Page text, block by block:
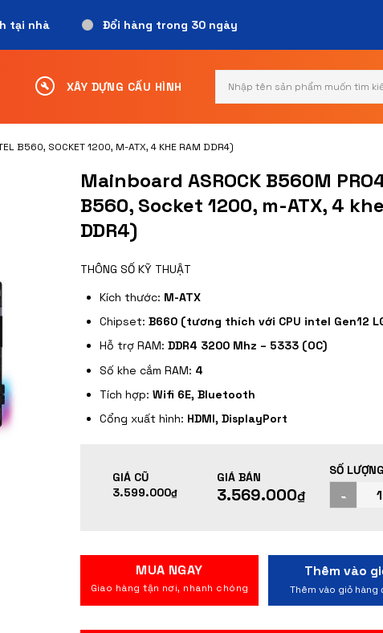
tại nhà Đổi hàng trong 30 ngày
XÂY DỰNG CẤU HÌNH
B560, SOCKET 1200, M-ATX, 4 KHE RAM DDR4)
Mainboard ASROCK B560M
B560, Socket 1200, m-ATX, 4
DDR4)
THÔNG SỐ KỸ THUẬT
Kích thước: M-ATX
Chipset: B660 (tương thích với CPU intel Gen12
Hỗ trợ RAM: DDR4 3200 Mhz – 5333 (OC)
Số khe cắm RAM: 4
Tích hợp: Wifi 6E, Bluetooth
Cổng xuất hình: HDMI, DisplayPort
3.599.000₫ 3.569.000₫
MUA NGAY